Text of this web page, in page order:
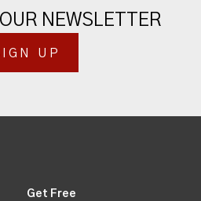
NEWSLETTER
UP
Get Free